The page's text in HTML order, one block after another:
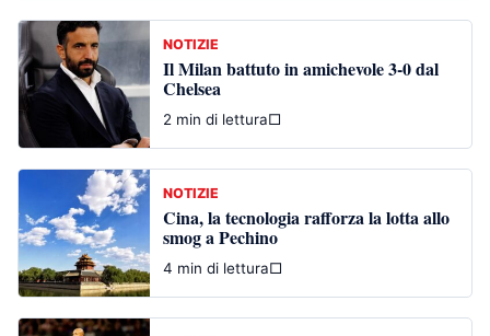
NOTIZIE
Il Milan battuto in amichevole 3-0 dal
Chelsea
2 min di lettura□
NOTIZIE
Cina, la tecnologia rafforza la lotta allo
smog a Pechino
4 min di lettura□